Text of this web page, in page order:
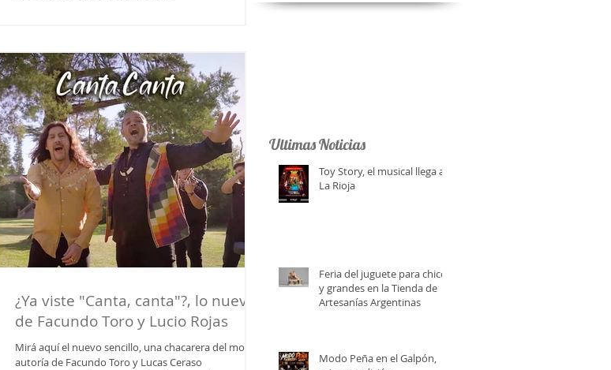
¿Ya viste "Canta, canta"?, lo nuevo
de Facundo Toro y Lucio Rojas
Mirá aquí el nuevo sencillo, una chacarera del monte
autoría de Facundo Toro y Lucas Ceraso
Ultimas Noticias
Toy Story, el musical llega a
La Rioja
Feria del juguete para chicos
y grandes en la Tienda de
Artesanías Argentinas
Modo Peña en el Galpón,